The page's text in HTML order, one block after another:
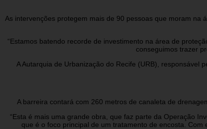
As intervenções protegem mais de 90 pessoas que moram
“Estamos batendo recorde de investimento na área de
conseguimos trazer
A Autarquia de Urbanização do Recife (URB), responsável
A barreira contará com 260 metros de canaleta de
“Esta é mais uma grande obra, que faz parte da Operação
que é o foco principal de um tratamento de encosta.